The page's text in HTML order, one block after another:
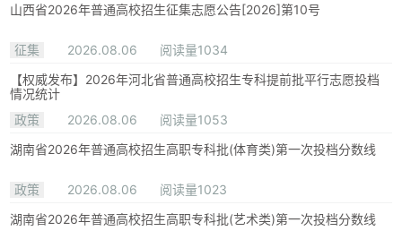
山西省2026年普通高校招生征集志愿公告[2026]第10号
征集 2026.08.06
阅读量1034
【权威发布】2026年河北省普通高校招生专科提前批平行志愿投档
情况统计
政策
2026.08.06
阅读量1053
湖南省2026年普通高校招生高职专科批(体育类)第一次投档分数线
政策 2026.08.06
阅读量1023
湖南省2026年普通高校招生高职专科批(艺术类)第一次投档分数线